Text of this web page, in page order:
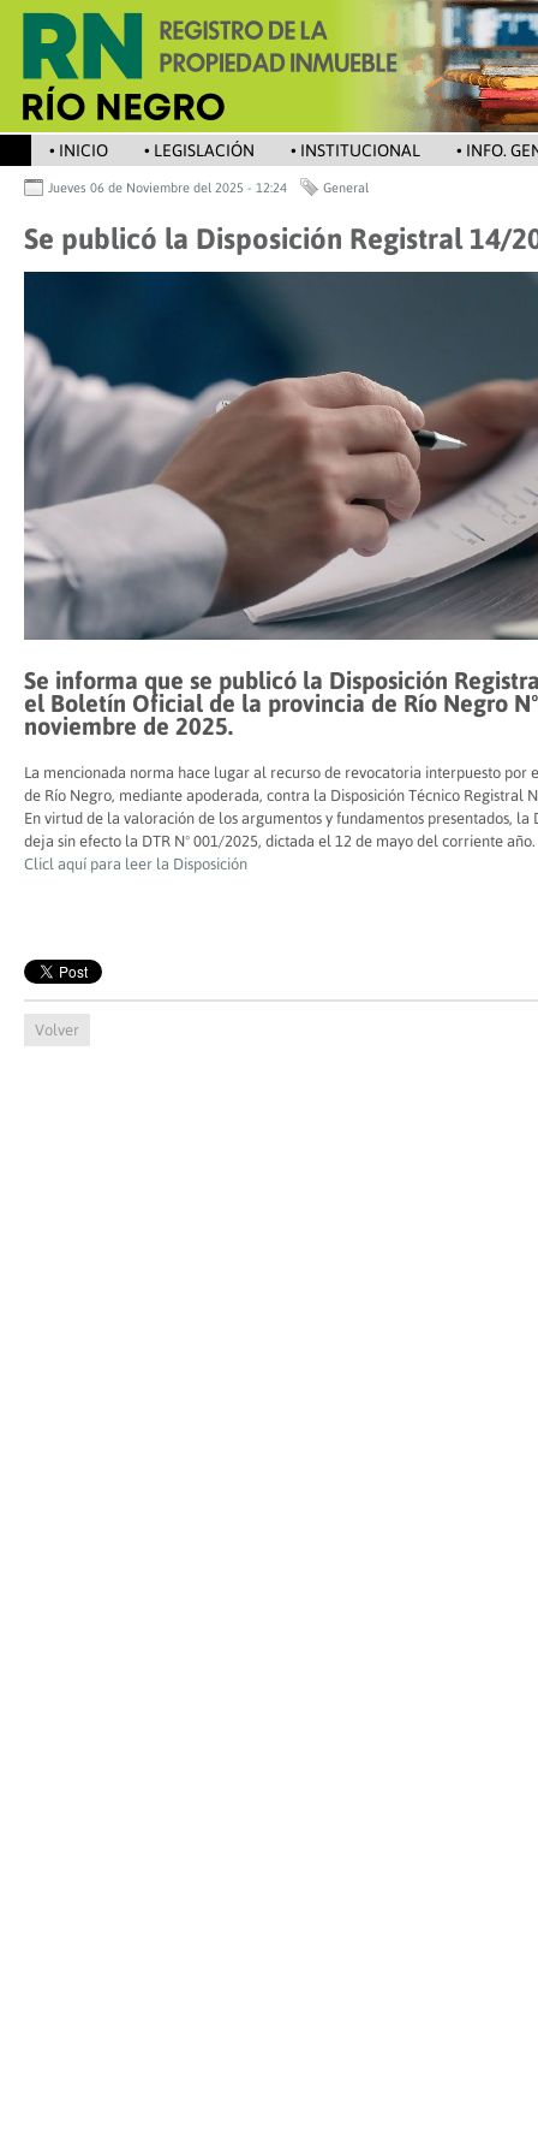
• INICIO • LEGISLACIÓN • INSTITUCIONAL • INFO.
Jueves 06 de Noviembre del 2025 - 12:24 General
Se publicó la Disposición Registral 14/
Se informa que se publicó la Disposición
el Boletín Oficial de la provincia de Río Negro
noviembre de 2025.
La mencionada norma hace lugar al recurso de revocatoria interpuesto por
de Río Negro, mediante apoderada, contra la Disposición Técnico Registral
En virtud de la valoración de los argumentos y fundamentos presentados, la
deja sin efecto la DTR Nº 001/2025, dictada el 12 de mayo del corriente año.
Clicl aquí para leer la Disposición
Volver